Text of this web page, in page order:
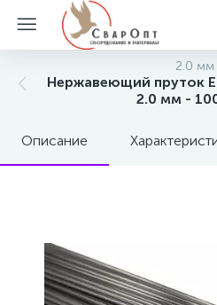
2.0 мм
Нержавеющий пруток
2.0 мм -
Описание